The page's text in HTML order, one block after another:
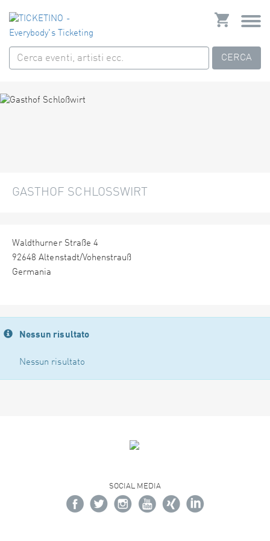
CERCA
GASTHOF SCHLOSSWIRT
Waldthurner Straße 4
92648 Altenstadt/Vohenstrauß
Germania
Nessun risultato
Nessun risultato
SOCIAL MEDIA